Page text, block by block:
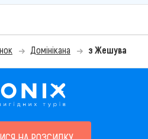
Домінікана з Жешува